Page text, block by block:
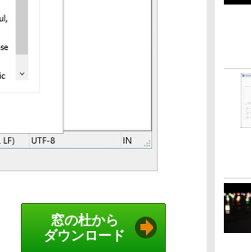
窓の杜から
ダウンロード